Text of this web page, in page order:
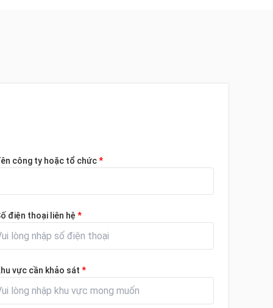
công ty hoặc tổ chức*
điện thoại liên hệ *
vực cần khảo sát *